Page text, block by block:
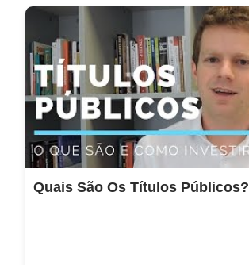
Quais São Os Títulos Públicos?